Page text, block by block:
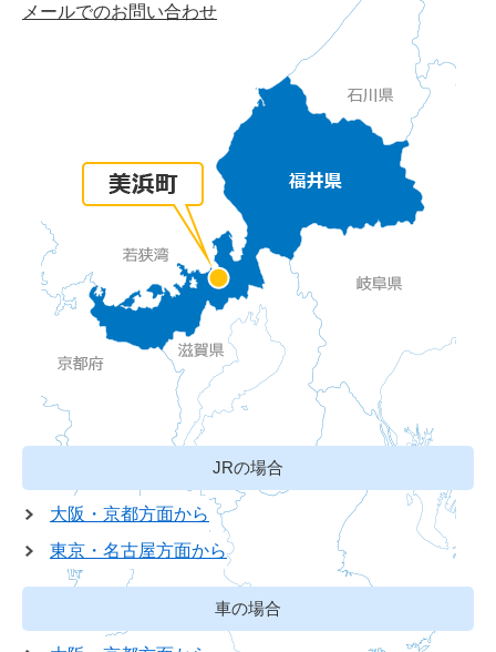
メールでのお問い合わせ
JRの場合
大阪・京都方面から
東京・名古屋方面から
車の場合